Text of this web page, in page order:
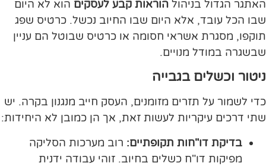
האתגר הגדול בניהול הוראות קבע לעסקים הוא לא היום
שבו הכל עובד, אלא היום שבו החיוב נכשל. כרטיס שפג
תוקפו, מסגרת אשראי חסומה או כרטיס שבוטל הם עניין
שבשגרה במודל מנויים.
ניטור וכשלים בגבייה
כדי לשמור על תזרים מזומנים, העסק חייב מנגנון בקרה. יש
שתי דרכים עיקריות לעשות זאת, אך הן כמובן לא היחידות:
בדיקת דו"חות תקופתיים: רוב מערכות הסליקה
מפיקות דו"ח כשלים בחיוב. זוהי עבודה ידנית